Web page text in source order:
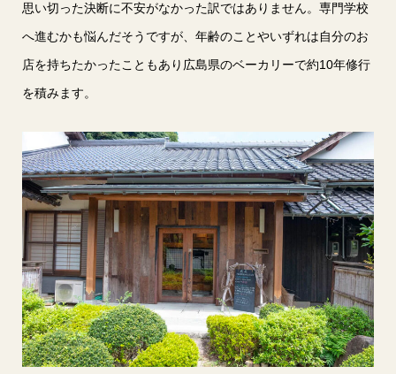
思い切った決断に不安がなかった訳ではありません。専門学校
へ進むかも悩んだそうですが、年齢のことやいずれは自分のお
店を持ちたかったこともあり広島県のベーカリーで約10年修行
を積みます。